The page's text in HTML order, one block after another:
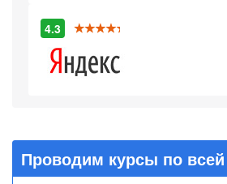
4.3
Проводим курсы по